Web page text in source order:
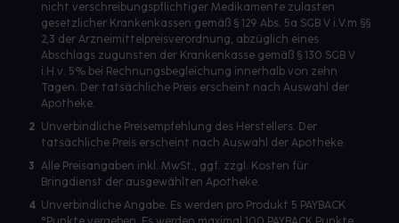
nicht verschreibungspflichtiger Medikamente zulasten
gesetzlicher Krankenkassen gemäß § 129 Abs. 5a SGB V i.V.m §§
2,3 der Arzneimittelpreisverordnung, abzüglich eines
Abschlags zugunsten der Krankenkasse gemäß § 130 SGB V
i.H.v. 5% bei Rechnungsbegleichung innerhalb von zehn
Tagen. Der tatsächliche Preis erscheint nach Auswahl der
Apotheke.
2 Unverbindliche Preisempfehlung des Herstellers. Der
tatsächliche Preis erscheint nach Auswahl der Apotheke.
3 Alle Preisangaben inkl. MwSt., ggf. zzgl. Kosten für
Bringdienst der ausgewählten Apotheke.
4 Unverbindliche Angabe. Es werden pro Produkt 5 PAYBACK